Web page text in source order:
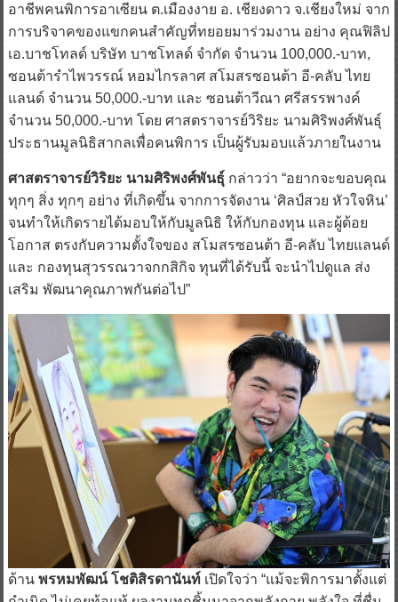
อาชีพคนพิการอาเซียน ต.เมืองงาย อ. เชียงดาว จ.เชียงใหม่ จาก
การบริจาคของแขกคนสำคัญที่ทยอยมาร่วมงาน อย่าง คุณฟิลิป
เอ.บาชโทลด์ บริษัท บาชโทลด์ จำกัด จำนวน 100,000.-บาท,
ซอนต้ารำไพวรรณ์ หอมไกรลาศ สโมสรซอนต้า อี-คลับ ไทย
แลนด์ จำนวน 50,000.-บาท และ ซอนต้าวีณา ศรีสรรพางค์
จำนวน 50,000.-บาท โดย ศาสตราจารย์วิริยะ นามศิริพงศ์พันธุ์
ประธานมูลนิธิสากลเพื่อคนพิการ เป็นผู้รับมอบแล้วภายในงาน
ศาสตราจารย์วิริยะ นามศิริพงศ์พันธุ์ กล่าวว่า “อยากจะขอบคุณ
ทุกๆ สิ่ง ทุกๆ อย่าง ที่เกิดขึ้น จากการจัดงาน ‘ศิลป์สวย หัวใจหิน’
จนทำให้เกิดรายได้มอบให้กับมูลนิธิ ให้กับกองทุน และผู้ด้อย
โอกาส ตรงกับความตั้งใจของ สโมสรซอนต้า อี-คลับ ไทยแลนด์
และ กองทุนสุวรรณวาจกกสิกิจ ทุนที่ได้รับนี้ จะนำไปดูแล ส่ง
เสริม พัฒนาคุณภาพกันต่อไป”
ด้าน พรหมพัฒน์ โชติสิรดานันท์เปิดใจว่า “แม้จะพิการมาตั้งแต่